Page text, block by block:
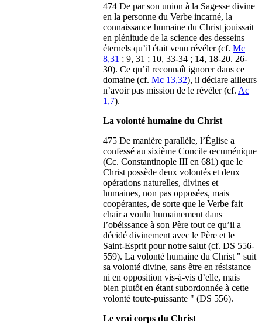
474 De par son union à la Sagesse divine
en la personne du Verbe incarné, la
connaissance humaine du Christ jouissait
en plénitude de la science des desseins
éternels qu’il était venu révéler (cf. Mc
8,31 ; 9, 31 ; 10, 33-34 ; 14, 18-20. 26-
30). Ce qu’il reconnaît ignorer dans ce
domaine (cf. Mc 13,32), il déclare ailleurs
n’avoir pas mission de le révéler (cf. Ac
1,7).
La volonté humaine du Christ
475 De manière parallèle, l’Église a
confessé au sixième Concile œcuménique
(Cc. Constantinople III en 681) que le
Christ possède deux volontés et deux
opérations naturelles, divines et
humaines, non pas opposées, mais
coopérantes, de sorte que le Verbe fait
chair a voulu humainement dans
l’obéissance à son Père tout ce qu’il a
décidé divinement avec le Père et le
Saint-Esprit pour notre salut (cf. DS 556-
559). La volonté humaine du Christ " suit
sa volonté divine, sans être en résistance
ni en opposition vis-à-vis d’elle, mais
bien plutôt en étant subordonnée à cette
volonté toute-puissante " (DS 556).
Le vrai corps du Christ